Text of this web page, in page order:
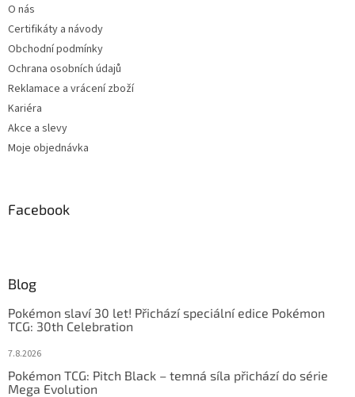
O nás
Certifikáty a návody
Obchodní podmínky
Ochrana osobních údajů
Reklamace a vrácení zboží
Kariéra
Akce a slevy
Moje objednávka
Facebook
Blog
Pokémon slaví 30 let! Přichází speciální edice Pokémon
TCG: 30th Celebration
7.8.2026
Pokémon TCG: Pitch Black – temná síla přichází do série
Mega Evolution